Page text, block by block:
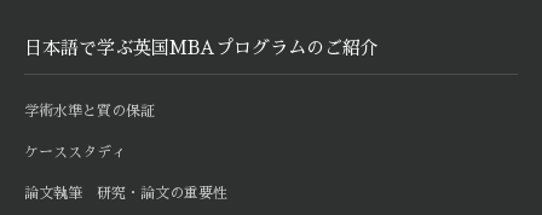
日本語で学ぶ英国MBAプログラムのご紹介
学術水準と質の保証
ケーススタディ
論文執筆 研究・論文の重要性